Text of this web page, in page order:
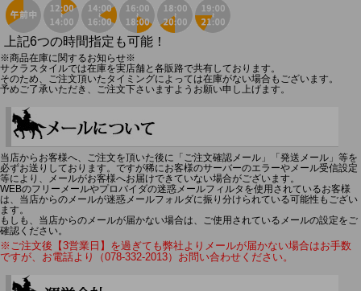
上記6つの時間指定も可能！
※商品在庫に関するお知らせ※
サクラスタイルでは在庫を実店舗と各販路で共有しております。
そのため、ご注文頂いたタイミングによっては在庫がない場合もございます。
予めご了承いただき、ご注文下さいますようお願い申し上げます。
当店からお客様へ、ご注文を頂いた後に「ご注文確認メール」「発送メール」等を
必ずお送りしております。ですが稀にお客様のサーバーのエラーやメール受信設定
等により、メールがお客様へお届けできていない場合がございます。
WEBのフリーメールやプロバイダの迷惑メールフィルタを使用されているお客様
は、当店からのメールが迷惑メールフォルダに振り分けられている可能性もござい
ます。
もしも、当店からのメールが届かない場合は、ご使用されているメールの設定をご
確認ください。
※ご注文後【3営業日】を過ぎても弊社よりメールが届かない場合はお手数
ですが、お電話より（078-332-2013）お問い合わせください。